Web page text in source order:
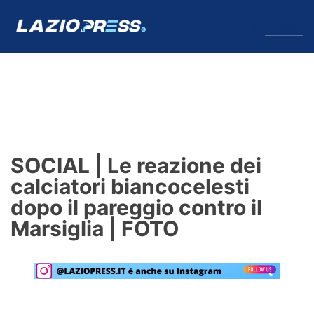
Formello
Infortuni
Primavera
Calciomercato
SOCIAL | Le reazione dei
calciatori biancocelesti
dopo il pareggio contro il
Marsiglia | FOTO